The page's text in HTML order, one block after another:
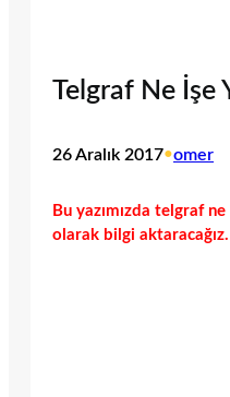
Telgraf Ne
26 Aralık 2017•omer
Bu yazımızda telgraf
olarak bilgi aktaracağız.